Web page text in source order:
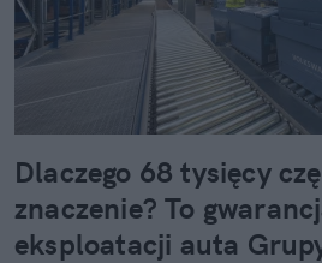
Dlaczego 68 tysięcy
znaczenie? To
eksploatacji auta